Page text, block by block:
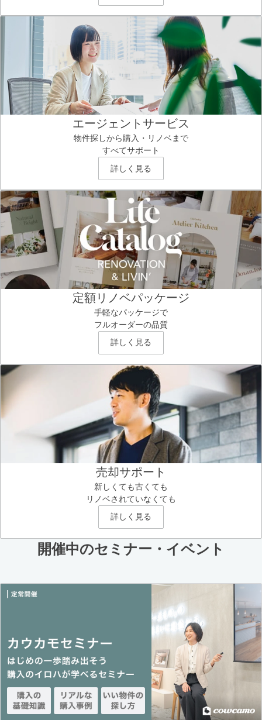
エージェントサービス
物件探しから購入・リノベまで
すべてサポート
詳しく見る
定額リノベパッケージ
手軽なパッケージで
フルオーダーの品質
詳しく見る
売却サポート
新しくても古くても
リノベされていなくても
詳しく見る
開催中のセミナー・イベント